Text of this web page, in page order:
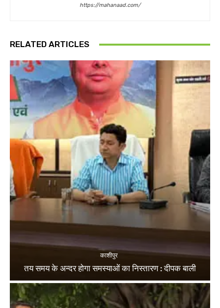
https://mahanaad.com/
RELATED ARTICLES
काशीपुर
तय समय के अन्दर होगा समस्याओं का निस्तारण : दीपक बाली